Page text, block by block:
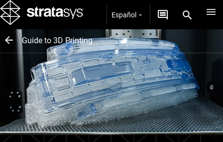
Español
Guide to 3D Printing